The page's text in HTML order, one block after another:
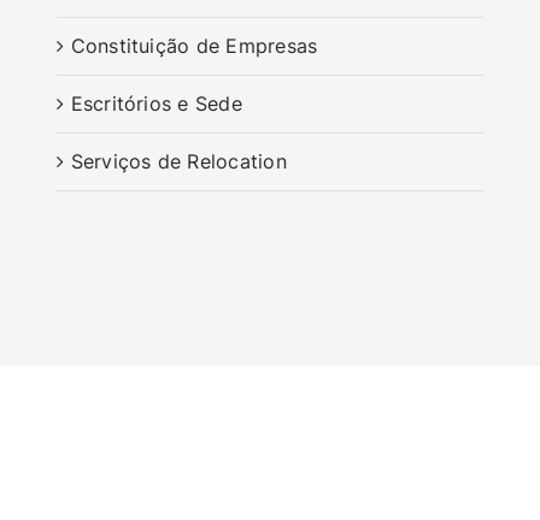
Constituição de Empresas
Escritórios e Sede
Serviços de Relocation